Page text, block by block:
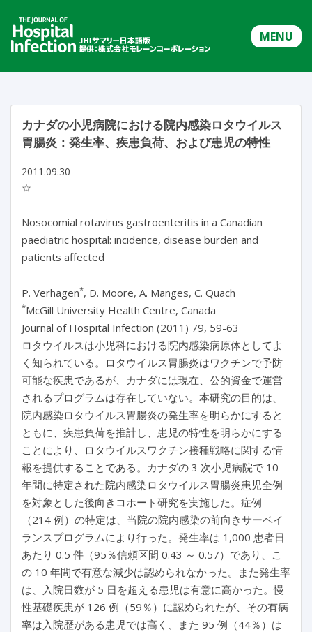
MENU
カナダの小児病院における院内感染ロタウイルス
胃腸炎：発生率、疾患負荷、および患児の特性
2011.09.30
☆
Nosocomial rotavirus gastroenteritis in a Canadian
paediatric hospital: incidence, disease burden and
patients affected
P. Verhagen*, D. Moore, A. Manges, C. Quach
*McGill University Health Centre, Canada
Journal of Hospital Infection (2011) 79, 59-63
ロタウイルスは小児科における院内感染病原体としてよ
く知られている。ロタウイルス胃腸炎はワクチンで予防
可能な疾患であるが、カナダには現在、公的資金で運営
されるプログラムは存在していない。本研究の目的は、
院内感染ロタウイルス胃腸炎の発生率を明らかにすると
ともに、疾患負荷を推計し、患児の特性を明らかにする
ことにより、ロタウイルスワクチン接種戦略に関する情
報を提供することである。カナダの 3 次小児病院で 10
年間に特定された院内感染ロタウイルス胃腸炎患児全例
を対象とした後向きコホート研究を実施した。症例
（214 例）の特定は、当院の院内感染の前向きサーベイ
ランスプログラムにより行った。発生率は 1,000 患者日
あたり 0.5 件（95％信頼区間 0.43 ～ 0.57）であり、こ
の 10 年間で有意な減少は認められなかった。また発生率
は、入院日数が 5 日を超える患児は有意に高かった。慢
性基礎疾患が 126 例（59％）に認められたが、その有病
率は入院歴がある患児では高く、また 95 例（44％）は